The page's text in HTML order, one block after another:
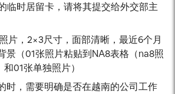
临时居留卡，请将其提交给外交部主
片，2×3尺寸，面部清晰，最近6个月
景（01张照片粘贴到NA8表格（na8照
01张单独照片）
时，需要明确是否在越南的公司工作